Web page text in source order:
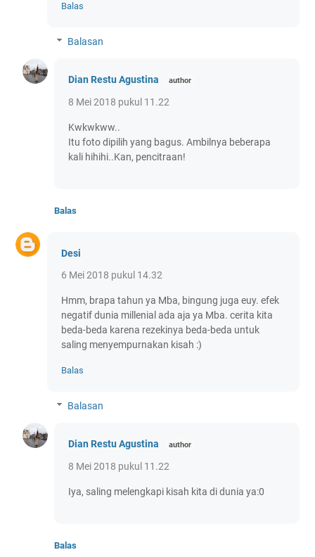
Balas
Balasan
Dian Restu Agustina
8 Mei 2018 pukul 11.22
Kwkwkww..
Itu foto dipilih yang bagus. Ambilnya beberapa
kali hihihi..Kan, pencitraan!
Balas
Desi
6 Mei 2018 pukul 14.32
Hmm, brapa tahun ya Mba, bingung juga euy. efek
negatif dunia millenial ada aja ya Mba. cerita kita
beda-beda karena rezekinya beda-beda untuk
saling menyempurnakan kisah :)
Balas
Balasan
Dian Restu Agustina
8 Mei 2018 pukul 11.22
Iya, saling melengkapi kisah kita di dunia ya:0
Balas